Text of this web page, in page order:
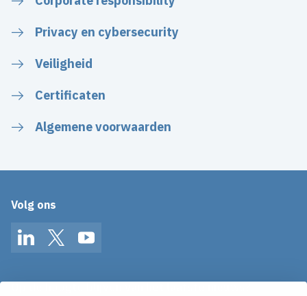
Privacy en cybersecurity
Veiligheid
Certificaten
Algemene voorwaarden
Volg ons
LinkedInTwitterYouTube